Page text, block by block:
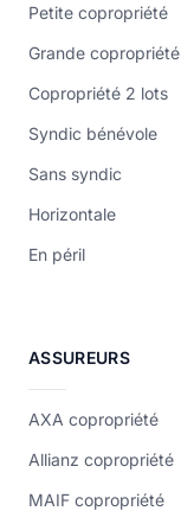
Petite copropriété
Grande copropriété
Copropriété 2 lots
Syndic bénévole
Sans syndic
Horizontale
En péril
ASSUREURS
AXA copropriété
Allianz copropriété
MAIF copropriété